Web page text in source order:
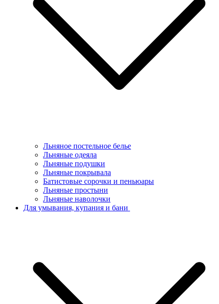
Льняное постельное белье
Льняные одеяла
Льняные подушки
Льняные покрывала
Батистовые сорочки и пеньюары
Льняные простыни
Льняные наволочки
Для умывания, купания и бани